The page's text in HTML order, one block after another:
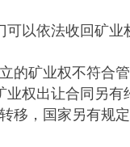
依法收回矿业
矿业权不符合管
权出让合同另有
，国家另有规定